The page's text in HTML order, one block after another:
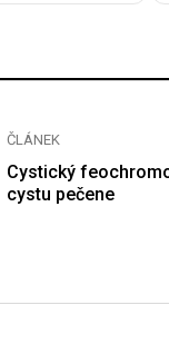
ČLÁNEK
Cystický
cystu pečene